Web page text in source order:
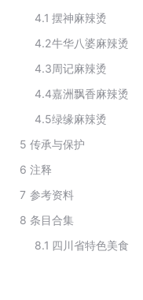
4.1 摆神麻辣烫
4.2牛华八婆麻辣烫
4.3周记麻辣烫
4.4嘉洲飘香麻辣烫
4.5绿缘麻辣烫
5 传承与保护
6 注释
7 参考资料
8 条目合集
8.1 四川省特色美食